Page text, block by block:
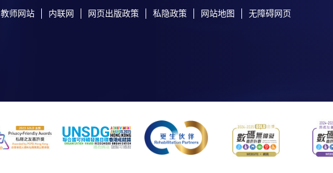
教师网站 内联网 网页出版政策 私隐政策 网站地图 无障碍网页